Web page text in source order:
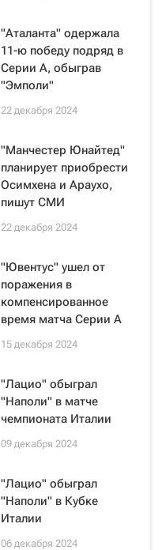
"Аталанта" одержала
11-ю победу подряд в
Серии А, обыграв
"Эмполи"
22 декабря 2024
"Манчестер Юнайтед"
планирует приобрести
Осимхена и Араухо,
пишут СМИ
22 декабря 2024
"Ювентус" ушел от
поражения в
компенсированное
время матча Серии А
15 декабря 2024
"Лацио" обыграл
"Наполи" в матче
чемпионата Италии
09 декабря 2024
"Лацио" обыграл
"Наполи" в Кубке
Италии
06 декабря 2024